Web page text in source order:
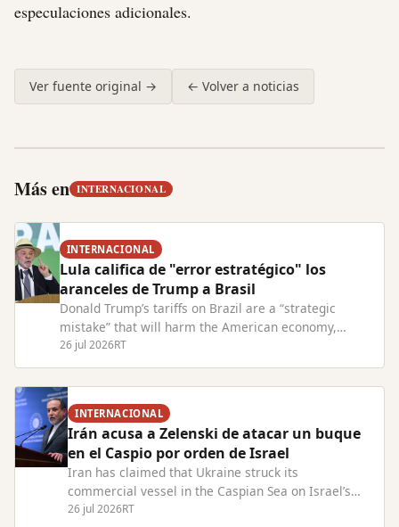
especulaciones adicionales.
Ver fuente original → ← Volver a noticias
Más en INTERNACIONAL
INTERNACIONAL
Lula califica de "error estratégico" los
aranceles de Trump a Brasil
Donald Trump’s tariffs on Brazil are a “strategic
mistake” that will harm the American economy,
President Lula has warned. Read Full Article at
RT.com
26 jul 2026RT
INTERNACIONAL
Irán acusa a Zelenski de atacar un buque
en el Caspio por orden de Israel
Iran has claimed that Ukraine struck its
commercial vessel in the Caspian Sea on Israel’s
behalf Read Full Article at RT.com
26 jul 2026RT